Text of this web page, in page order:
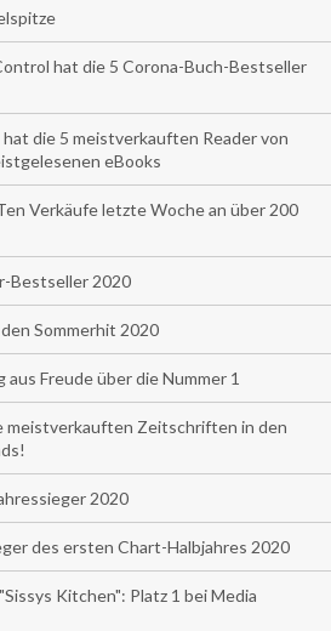
hat die 5 Corona-Buch-Bestseller
die 5 meistverkauften Reader von
eBooks
Verkäufe letzte Woche an über 200
Bestseller 2020
Sommerhit 2020
Freude über die Nummer 1
meistverkauften Zeitschriften in den
2020
des ersten Chart-Halbjahres 2020
Kitchen": Platz 1 bei Media